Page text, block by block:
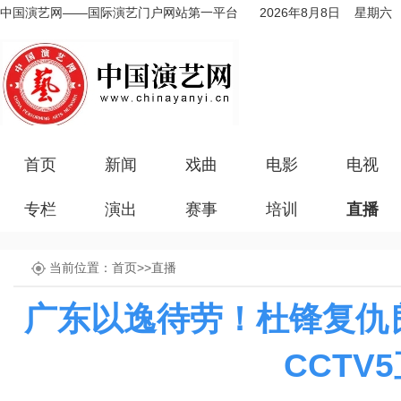
中国演艺网——国际演艺门户网站第一平台 2026年8月8日 星期六
首页 新闻 戏曲 电影 电视
专栏 演出 赛事 培训 直播
当前位置： 首页>>直播
广东以逸待劳！杜锋复